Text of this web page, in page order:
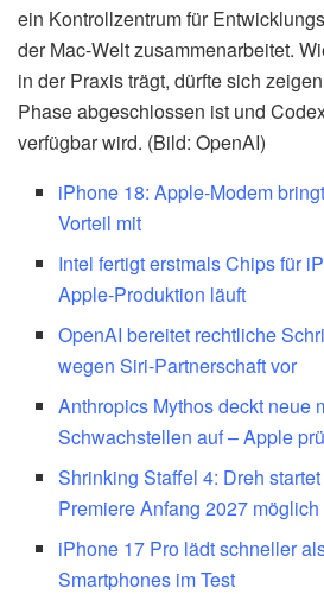
ein Kontrollzentrum für
der Mac-Welt zusammenarbeitet.
in der Praxis trägt, dürfte sich
Phase abgeschlossen ist und
verfügbar wird. (Bild: OpenAI)
iPhone 18: Apple-Modem
Vorteil mit
Intel fertigt erstmals Chips für
Apple-Produktion läuft
OpenAI bereitet rechtliche
wegen Siri-Partnerschaft vor
Anthropics Mythos deckt neue
Schwachstellen auf – Apple
Shrinking Staffel 4: Dreh
Premiere Anfang 2027 möglich
iPhone 17 Pro lädt schneller
Smartphones im Test